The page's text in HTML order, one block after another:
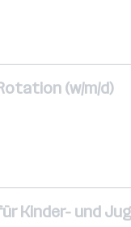
(w/m/d)
Kinder- und